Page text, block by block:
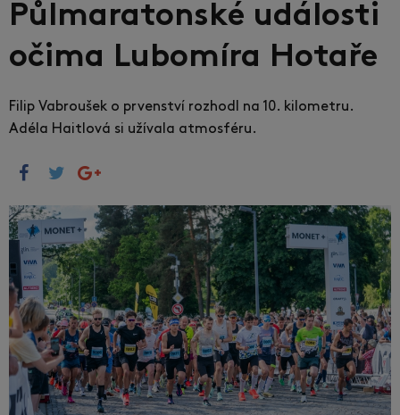
Půlmaratonské události
očima Lubomíra Hotaře
Filip Vabroušek o prvenství rozhodl na 10. kilometru.
Adéla Haitlová si užívala atmosféru.